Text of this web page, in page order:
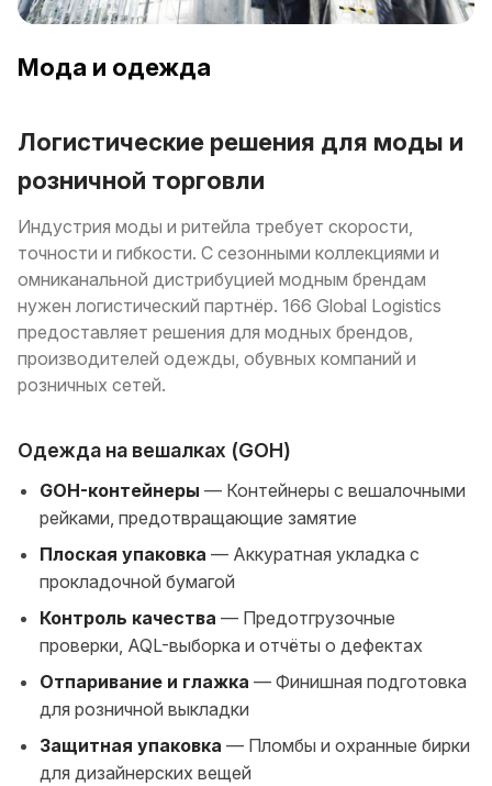
Мода и одежда
Логистические решения для моды и
розничной торговли
Индустрия моды и ритейла требует скорости,
точности и гибкости. С сезонными коллекциями и
омниканальной дистрибуцией модным брендам
нужен логистический партнёр. 166 Global Logistics
предоставляет решения для модных брендов,
производителей одежды, обувных компаний и
розничных сетей.
Одежда на вешалках (GOH)
GOH-контейнеры — Контейнеры с вешалочными
рейками, предотвращающие замятие
Плоская упаковка — Аккуратная укладка с
прокладочной бумагой
Контроль качества — Предотгрузочные
проверки, AQL-выборка и отчёты о дефектах
Отпаривание и глажка — Финишная подготовка
для розничной выкладки
Защитная упаковка — Пломбы и охранные бирки
для дизайнерских вещей